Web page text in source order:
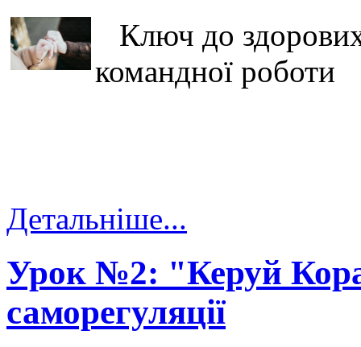
Ключ до здорових
командної роботи
Детальніше...
Урок №2: "Керуй
саморегуляції